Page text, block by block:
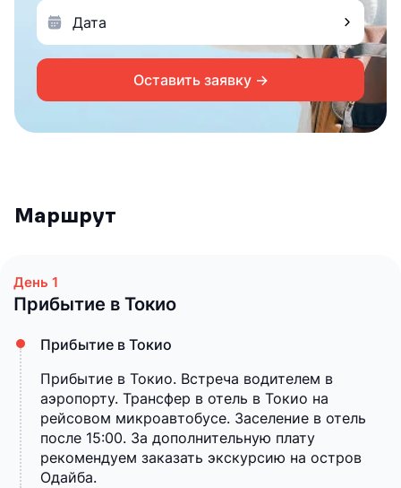
Оставить заявку →
Маршрут
Прибытие в Токио
Прибытие в Токио
Прибытие в Токио. Встреча водителем в
аэропорту. Трансфер в отель в Токио на
рейсовом микроавтобусе. Заселение в отель
после 15:00. За дополнительную плату
рекомендуем заказать экскурсию на остров
Одайба.